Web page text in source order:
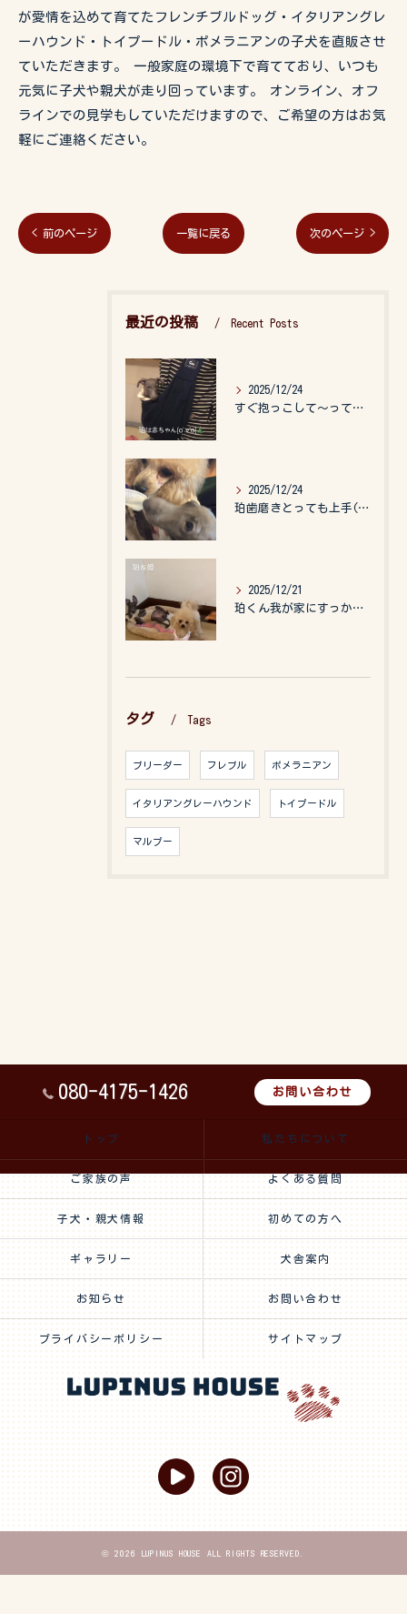
が愛情を込めて育てたフレンチブルドッグ・イタリアングレ
ーハウンド・トイプードル・ポメラニアンの子犬を直販させ
ていただきます。 一般家庭の環境下で育てており、いつも
元気に子犬や親犬が走り回っています。 オンライン、オフ
ラインでの見学もしていただけますので、ご希望の方はお気
軽にご連絡ください。
< 前のページ 一覧に戻る 次のページ >
最近の投稿 Recent Posts
2025/12/24
すぐ抱っこして〜って言うので、抱っこ紐に入れてゆらゆら☺️
2025/12/24
珀歯磨きとっても上手(о´∀`о)
2025/12/21
珀くん我が家にすっかりなれて、キッズのお世話もしてくれて、今...
タグ Tags
ブリーダー フレブル ポメラニアン
イタリアングレーハウンド トイプードル
マルプー
080-4175-1426 お問い合わせ
トップ 私たちについて
ご家族の声 よくある質問
子犬・親犬情報 初めての方へ
ギャラリー 犬舎案内
お知らせ お問い合わせ
プライバシーポリシー サイトマップ
© 2026 LUPINUS HOUSE ALL RIGHTS RESERVED.